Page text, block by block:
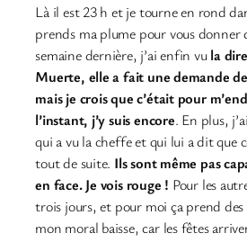
Là il est 23 h et je tourne en rond
prends ma plume pour vous donner
semaine dernière, j’ai enfin vula
Muerte, elle a fait une demande
mais je crois que c’était pour
l’instant, j’y suis encore. En plus,
qui a vu la cheffe et qui lui a dit que
tout de suite. Ils sont même pas
en face. Je vois rouge ! Pour les
trois jours, et pour moi ça prend des
mon moral baisse, car les fêtes